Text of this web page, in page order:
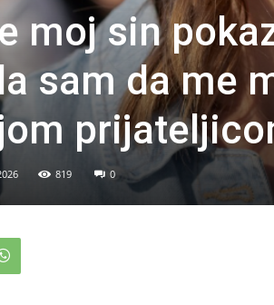
moj sin
sam da me
819 0